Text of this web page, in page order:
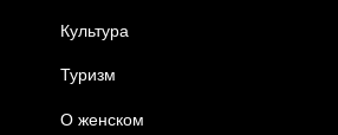
Культура
Туризм
О женском